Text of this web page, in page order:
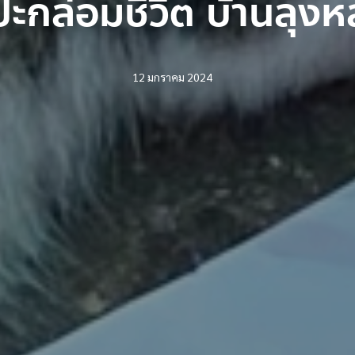
กล่อมชีวิต บ้านลุง
12 มกราคม 2024